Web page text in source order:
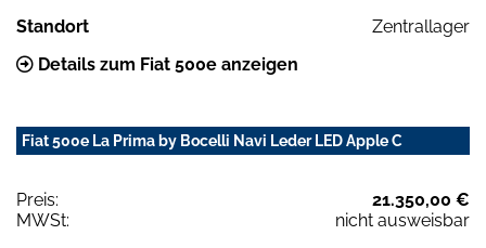
Standort
Zentrallager
Details zum Fiat 500e anzeigen
Fiat 500e La Prima by Bocelli Navi Leder LED Apple C
Preis:
21.350,00 €
MWSt:
nicht ausweisbar